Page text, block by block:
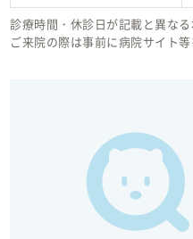
診療時間・休診日が記載と異なる
ご来院の際は事前に病院サイト等